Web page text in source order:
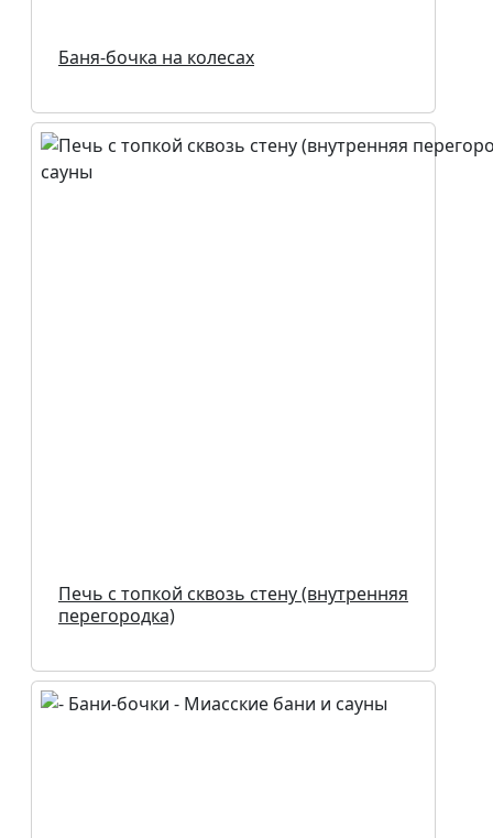
Баня-бочка на колесах
Печь с топкой сквозь стену (внутренняя
перегородка)